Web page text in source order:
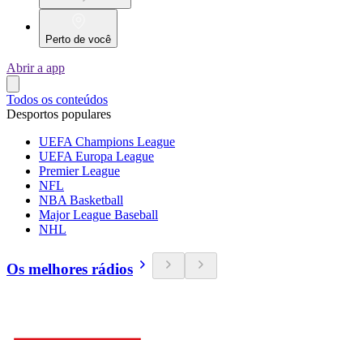
Perto de você
Abrir a app
Todos os conteúdos
Desportos populares
UEFA Champions League
UEFA Europa League
Premier League
NFL
NBA Basketball
Major League Baseball
NHL
Os melhores rádios